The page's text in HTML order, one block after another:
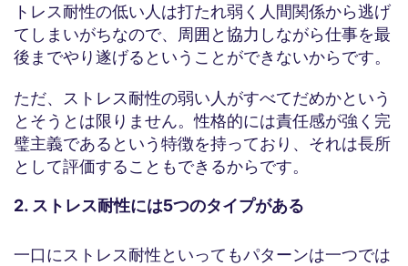
トレス耐性の低い人は打たれ弱く人間関係から逃げ
てしまいがちなので、周囲と協力しながら仕事を最
後までやり遂げるということができないからです。
ただ、ストレス耐性の弱い人がすべてだめかという
とそうとは限りません。性格的には責任感が強く完
璧主義であるという特徴を持っており、それは長所
として評価することもできるからです。
2. ストレス耐性には5つのタイプがある
一口にストレス耐性といってもパターンは一つでは